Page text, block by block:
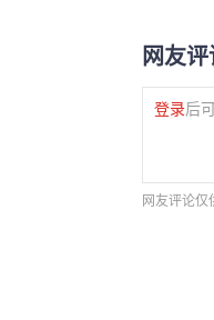
网友
登录后
网友评论仅